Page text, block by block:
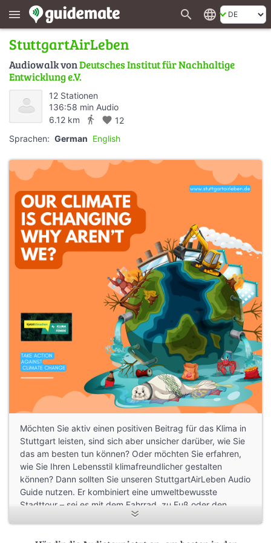
menu search language
StuttgartAirLeben
Audiowalk vonDeutsches Institut für Nachhaltige
Entwicklung e.V.
12 Stationen
136:58 min Audio
6.12 km
directions_walk favorite 12
Sprachen: German English
Möchten Sie aktiv einen positiven Beitrag für das Klima in
Stuttgart leisten, sind sich aber unsicher darüber, wie Sie
das am besten tun können? Oder möchten Sie erfahren,
wie Sie Ihren Lebensstil klimafreundlicher gestalten
können? Dann sollten Sie unseren StuttgartAirLeben Audio
Guide nutzen. Er kombiniert eine umweltbewusste
Stadttour – sei es mit dem Fahrrad, zu Fuß oder den
öffentlichen Verkehrsmitteln – mit einem lehrreichen